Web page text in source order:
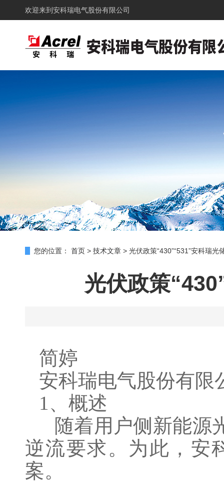
欢迎来到 安科瑞电气股份有限公司
您的位置： 首页 > 技术文章 > 光伏政策“430”“531”安科瑞光
光伏政策
简婷
安科瑞电气股份有限
1、概述
随着用户侧新能源
逆流要求。为此，安
案。